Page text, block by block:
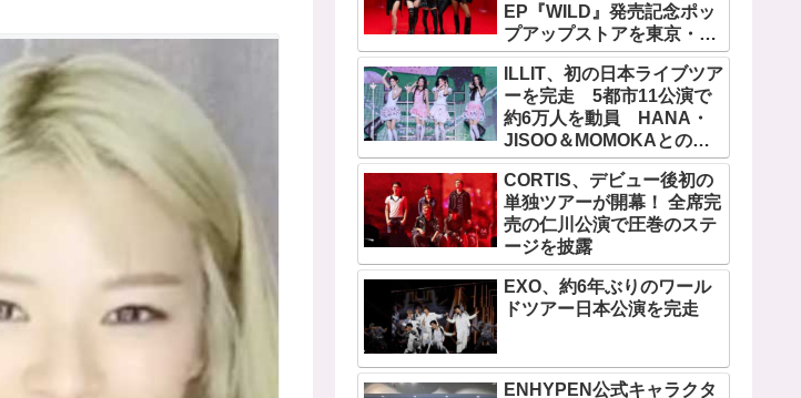
EP『WILD』発売記念ポッ
プアップストアを東京・原
宿で開催 限定グッズも登
場ILLIT、初の日本ライブツア
ーを完走 5都市11公演で
約6万人を動員 HANA・
JISOO＆MOMOKAとのス
ペシャルコラボも実現
CORTIS、デビュー後初の
単独ツアーが開幕！ 全席完
売の仁川公演で圧巻のステ
ージを披露
EXO、約6年ぶりのワール
ドツアー日本公演を完走
ENHYPEN公式キャラクタ